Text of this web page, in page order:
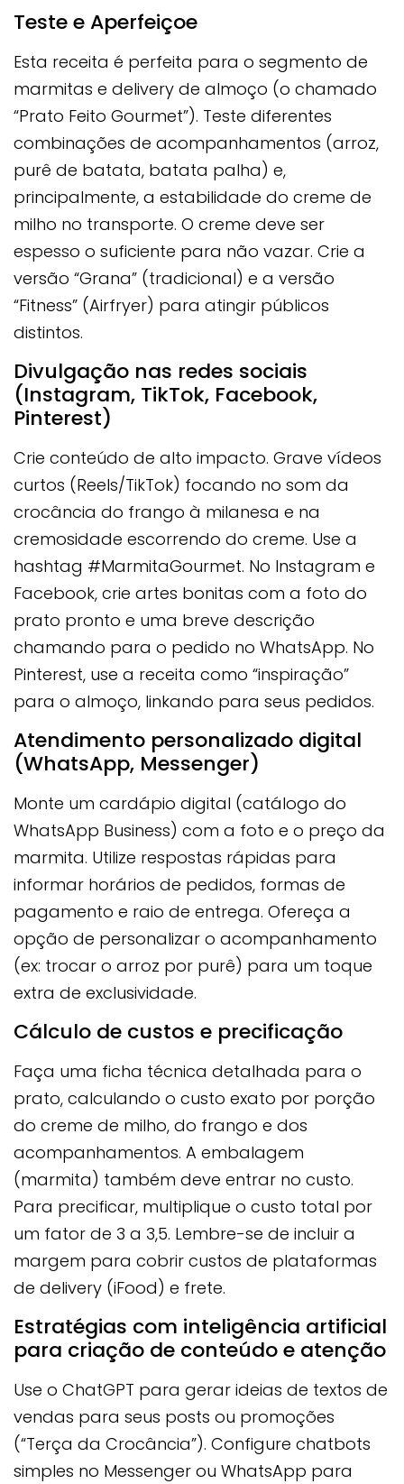
Teste e Aperfeiçoe
Esta receita é perfeita para o segmento de
marmitas e delivery de almoço (o chamado
“Prato Feito Gourmet”). Teste diferentes
combinações de acompanhamentos (arroz,
purê de batata, batata palha) e,
principalmente, a estabilidade do creme de
milho no transporte. O creme deve ser
espesso o suficiente para não vazar. Crie a
versão “Grana” (tradicional) e a versão
“Fitness” (Airfryer) para atingir públicos
distintos.
Divulgação nas redes sociais
(Instagram, TikTok, Facebook,
Pinterest)
Crie conteúdo de alto impacto. Grave vídeos
curtos (Reels/TikTok) focando no som da
crocância do frango à milanesa e na
cremosidade escorrendo do creme. Use a
hashtag #MarmitaGourmet. No Instagram e
Facebook, crie artes bonitas com a foto do
prato pronto e uma breve descrição
chamando para o pedido no WhatsApp. No
Pinterest, use a receita como “inspiração”
para o almoço, linkando para seus pedidos.
Atendimento personalizado digital
(WhatsApp, Messenger)
Monte um cardápio digital (catálogo do
WhatsApp Business) com a foto e o preço da
marmita. Utilize respostas rápidas para
informar horários de pedidos, formas de
pagamento e raio de entrega. Ofereça a
opção de personalizar o acompanhamento
(ex: trocar o arroz por purê) para um toque
extra de exclusividade.
Cálculo de custos e precificação
Faça uma ficha técnica detalhada para o
prato, calculando o custo exato por porção
do creme de milho, do frango e dos
acompanhamentos. A embalagem
(marmita) também deve entrar no custo.
Para precificar, multiplique o custo total por
um fator de 3 a 3,5. Lembre-se de incluir a
margem para cobrir custos de plataformas
de delivery (iFood) e frete.
Estratégias com inteligência artificial
para criação de conteúdo e atenção
Use o ChatGPT para gerar ideias de textos de
vendas para seus posts ou promoções
(“Terça da Crocância”). Configure chatbots
simples no Messenger ou WhatsApp para